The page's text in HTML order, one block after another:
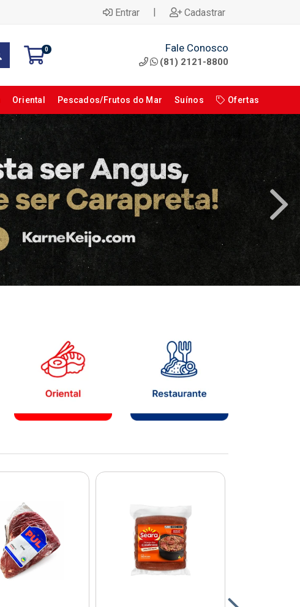
Entrar | Cadastrar
0 Fale Conosco
(81) 2121-8800
Oriental Pescados/Frutos do Mar Suínos Ofertas